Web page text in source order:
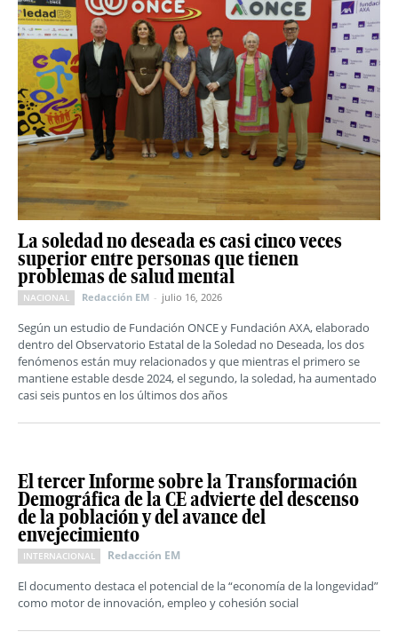
La soledad no deseada es casi cinco veces
superior entre personas que tienen
problemas de salud mental
NACIONAL Redacción EM - julio 16, 2026
Según un estudio de Fundación ONCE y Fundación AXA, elaborado
dentro del Observatorio Estatal de la Soledad no Deseada, los dos
fenómenos están muy relacionados y que mientras el primero se
mantiene estable desde 2024, el segundo, la soledad, ha aumentado
casi seis puntos en los últimos dos años
El tercer Informe sobre la Transformación
Demográfica de la CE advierte del descenso
de la población y del avance del
envejecimiento
INTERNACIONAL Redacción EM
El documento destaca el potencial de la “economía de la longevidad”
como motor de innovación, empleo y cohesión social